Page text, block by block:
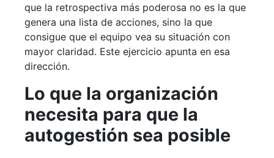
que la retrospectiva más poderosa no es la que
genera una lista de acciones, sino la que
consigue que el equipo vea su situación con
mayor claridad. Este ejercicio apunta en esa
dirección.
Lo que la organización
necesita para que la
autogestión sea posible